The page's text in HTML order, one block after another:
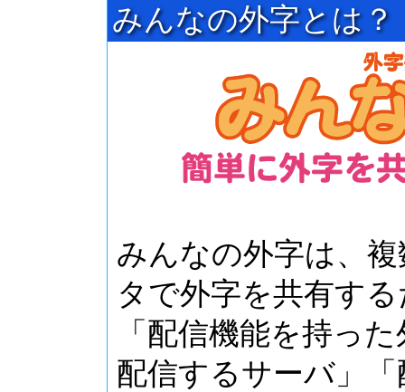
みんなの外字とは？
みんなの外字は、
タで外字を共有す
「配信機能を持っ
配信するサーバ」